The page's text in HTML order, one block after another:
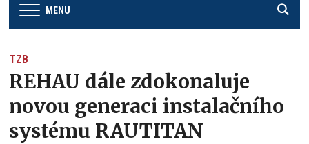
MENU
TZB
REHAU dále zdokonaluje
novou generaci instalačního
systému RAUTITAN